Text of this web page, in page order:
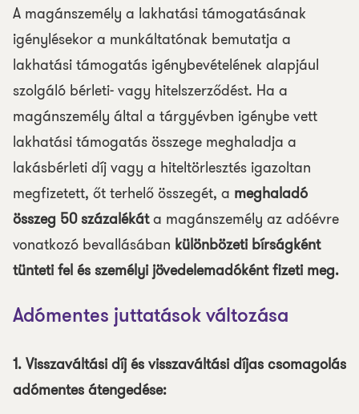
A magánszemély a lakhatási támogatásának
igénylésekor a munkáltatónak bemutatja a
lakhatási támogatás igénybevételének alapjául
szolgáló bérleti- vagy hitelszerződést. Ha a
magánszemély által a tárgyévben igénybe vett
lakhatási támogatás összege meghaladja a
lakásbérleti díj vagy a hiteltörlesztés igazoltan
megfizetett, őt terhelő összegét, a meghaladó
összeg 50 százalékáta magánszemély az adóévre
vonatkozó bevallásában különbözeti bírságként
tünteti fel és személyi jövedelemadóként fizeti meg.
Adómentes juttatások változása
1. Visszaváltási díj és visszaváltási díjas csomagolás
adómentes átengedése: